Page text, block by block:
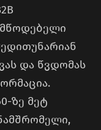
და წვდომას
ზე მეტ